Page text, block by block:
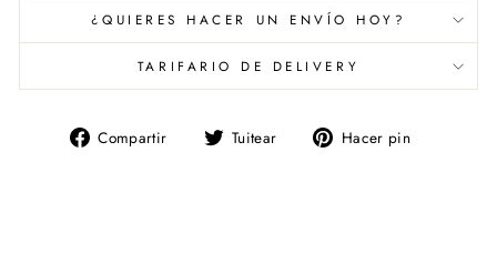
¿QUIERES HACER UN ENVÍO HOY?
TARIFARIO DE DELIVERY
Compartir
CompartirTuitear
Tuitear Hacer pin